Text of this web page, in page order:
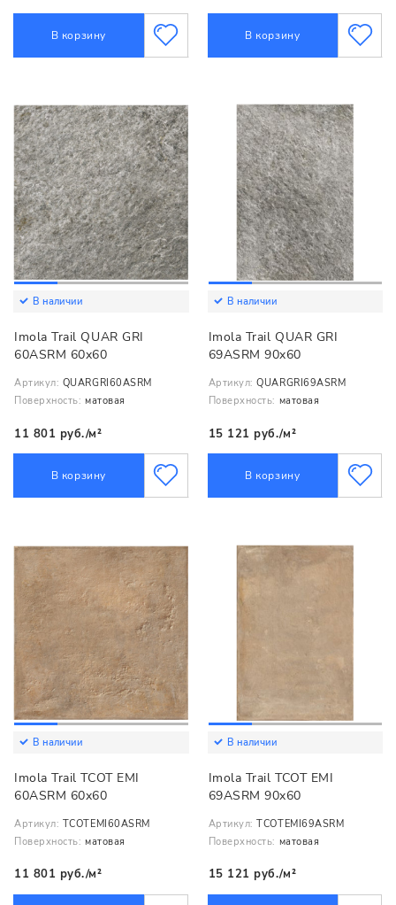
В корзину В корзину
В наличии
Imola Trail QUAR GRI
60ASRM 60x60
Артикул: QUARGRI60ASRM
Поверхность: матовая
11 801 руб./м²
В корзину
В наличии
Imola Trail QUAR GRI
69ASRM 90x60
Артикул: QUARGRI69ASRM
Поверхность: матовая
15 121 руб./м²
В корзину
В наличии
Imola Trail TCOT EMI
60ASRM 60x60
Артикул: TCOTEMI60ASRM
Поверхность: матовая
11 801 руб./м²
В наличии
Imola Trail TCOT EMI
69ASRM 90x60
Артикул: TCOTEMI69ASRM
Поверхность: матовая
15 121 руб./м²